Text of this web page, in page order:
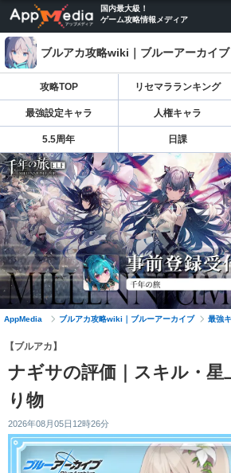
国内最大級！
ゲーム攻略情報メディア
ブルアカ攻略wiki｜ブルーアーカイブ
攻略TOP リセマラランキング
最強設定キャラ 人権キャラ
5.5周年 日課
AppMedia ブルアカ攻略wiki｜ブルーアーカイブ 最強
【ブルアカ】
ナギサの評価｜スキル・星
り物
2026年08月05日12時26分